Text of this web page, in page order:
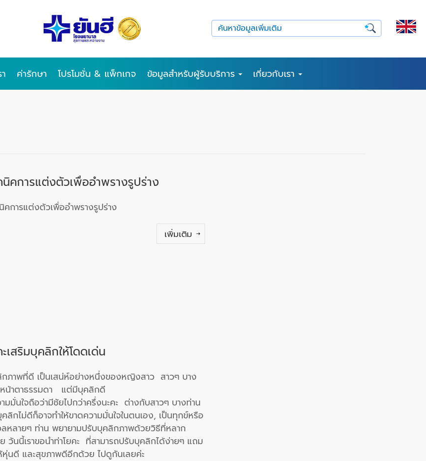
ค่ารักษา โปรโมชั่น & แพ็กเกจ ข้อมูลสำหรับผู้รับบริการ เกี่ยวกับเรา
นิคการแต่งตัวเพื่ออำพรางรูปร่าง
คการแต่งตัวเพื่ออำพรางรูปร่าง
เพิ่มเติม
ะเสริมบุคลิกให้โดดเด่น
ภาพที่ดี เป็นเสน่ห์อย่างหนึ่งของหญิงสาว สาวๆ บาง
น้าตาธรรมดา แต่มีบุคลิกดี
มมั่นใจถือว่ามีชัยไปกว่าครึ่งนะคะ ต่างกับสาวๆ บางท่าน
ลิกไม่ดีก็อาจทำให้ขาดความมั่นใจในตนเอง, เป็นทุกข์หรือ
หลายๆ ท่าน พยายามปรับบุคลิกภาพด้วยวิธีที่หลาก
วันนี้เราขอนำท่าโยคะ ที่สามารถปรับบุคลิกได้ง่ายๆ แถม
หุ่นดี และสุขภาพดีอีกด้วย ไปดูกันเลยค่ะ